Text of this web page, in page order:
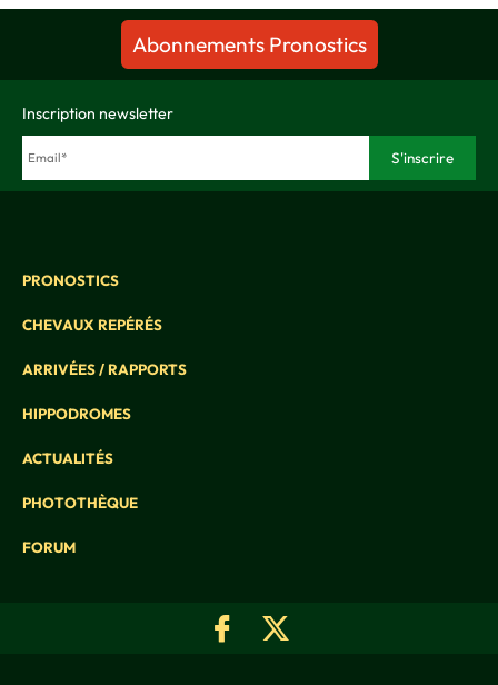
Abonnements Pronostics
Inscription newsletter
PRONOSTICS
CHEVAUX REPÉRÉS
ARRIVÉES / RAPPORTS
HIPPODROMES
ACTUALITÉS
PHOTOTHÈQUE
FORUM